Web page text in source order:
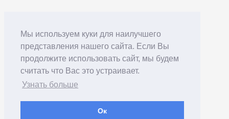
Мы используем куки для наилучшего
представления нашего сайта. Если Вы
продолжите использовать сайт, мы будем
считать что Вас это устраивает.
Узнать больше
Ок